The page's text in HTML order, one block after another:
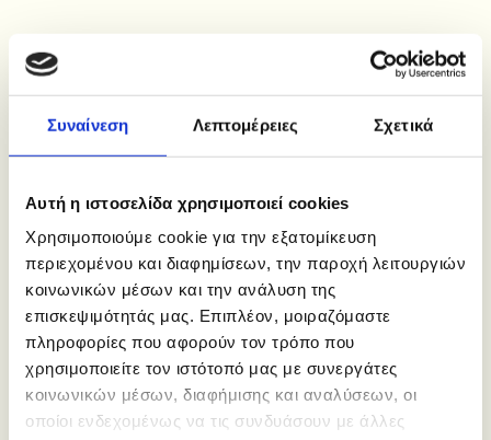
Συναίνεση Λεπτομέρειες Σχετικά
Αυτή η ιστοσελίδα χρησιμοποιεί cookies
Χρησιμοποιούμε cookie για την εξατομίκευση
περιεχομένου και διαφημίσεων, την παροχή λειτουργιών
κοινωνικών μέσων και την ανάλυση της
επισκεψιμότητάς μας. Επιπλέον, μοιραζόμαστε
πληροφορίες που αφορούν τον τρόπο που
χρησιμοποιείτε τον ιστότοπό μας με συνεργάτες
κοινωνικών μέσων, διαφήμισης και αναλύσεων, οι
οποίοι ενδεχομένως να τις συνδυάσουν με άλλες
Το παιδιατρείο βρίσκεται στο κέντρο του Δρυμού. Η πρόσβαση είναι
εύκολη τόσο από τις γύρω περιοχές, Λητή-Μελισσοχώρι, όσο και από τις
περιοχές στη δυτική έξοδο Θεσσαλονίκης. Ο χώρος του παιδιατρείου
πλήρως εξοπλισμένο για την αντιμετώπιση των παιδιατρικών
περιστατικών.
Για την καλύτερη εξυπηρέτησή σας συστήνεται το κλείσιμο ραντεβού στα
τηλέφωνα
κ. 6976 114164 / τ.23940 33338